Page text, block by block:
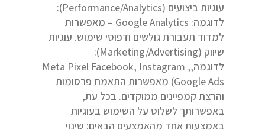
עוגיות ביצועים (Performance/Analytics):
לדוגמה: Google Analytics – מאפשרות
למדוד תעבורת גולשים ודפוסי שימוש. עוגיות
שיווק (Marketing/Advertising):
לדוגמה,Meta Pixel Facebook, Instagram ,
Google Ads) מאפשרות התאמת פרסומות
והרצת קמפיינים ממוקדים. בכל עת,
באפשרותך לשלוט על השימוש בעוגיות
באמצעות אחד מהאמצעים הבאים: שינוי